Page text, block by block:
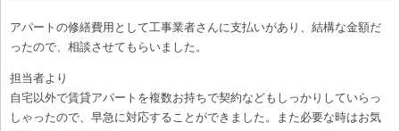
アパートの修繕費用として工事業者さんに支払いがあり、結構な金額だ
ったので、相談させてもらいました。
担当者より
自宅以外で賃貸アパートを複数お持ちで契約などもしっかりしていらっ
しゃったので、早急に対応することができました。また必要な時はお気